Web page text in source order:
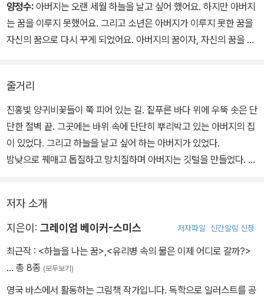
양정수: 아버지는 오랜 세월 하늘을 날고 싶어 했어요. 하지만 아버지
는 꿈을 이루지 못했어요. 그리고 소년은 아버지가 이루지 못한 꿈을
자신의 꿈으로 다시 꾸게 되었어요. 아버지의 꿈이자, 자신의 꿈을 이
다. "아버지의 꿈은 내가 다 자랄 때까지 가만히 기다렸습니다. 그리
고 어느날 내게 말을 걸었습니다."
줄거리
진홍빛 양귀비꽃들이 쭉 피어 있는 길. 짙푸른 바다 위에 우뚝 솟은 단
단한 절벽 끝. 그곳에는 바위 속에 단단히 뿌리박고 있는 아버지의 집
이 있었다. 그리고 하늘을 날고 싶어 하는 아버지가 있었다.
밤낮으로 꿰매고 톱질하고 망치질하며 아버지는 깃털을 만들었다. 때
랑스런 날개를 만들었음에도 아버지는 결코 한 번도 하늘을 날지 못
했다. 아버지의 꿈은 아버지를 가만 내버려두지 않았다. 놀 시간도 잠
하는 대장 같았다. 아버지의 꿈은 그랬다. 아버지의 꿈은 아버지를 무
모한 사람으로 만들기도 했고, 아버지를 열정적인 사람으로 만들기도
했다.
저자 소개
지은이: 그레이엄 베이커-스미스 저자파일 신간알림 신청
최근작 : <하늘을 나는 꿈>,<유리병 속의 물은 이제 어디로 갈까?>
… 총 8종 (모두보기)
영국 바스에서 활동하는 그림책 작가입니다. 독학으로 일러스트를 공